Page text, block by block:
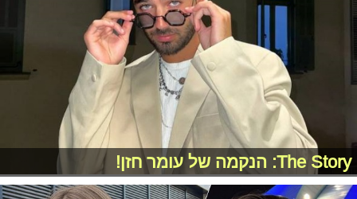
The Story: הנקמה של עומר חזן!